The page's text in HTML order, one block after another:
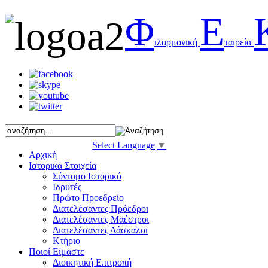
Φιλαρμονική Εταιρεία
Select Language ▼
Αρχική
Ιστορικά Στοιχεία
Σύντομο Ιστορικό
Ιδρυτές
Πρώτο Προεδρείο
Διατελέσαντες Πρόεδροι
Διατελέσαντες Μαέστροι
Διατελέσαντες Δάσκαλοι
Κτήριο
Ποιοί Είμαστε
Διοικητική Επιτροπή